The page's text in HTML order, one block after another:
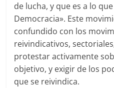
de lucha, y que es a lo
Democracia». Este
confundido con los
reivindicativos,
protestar activamente
objetivo, y exigir de los
que se reivindica.